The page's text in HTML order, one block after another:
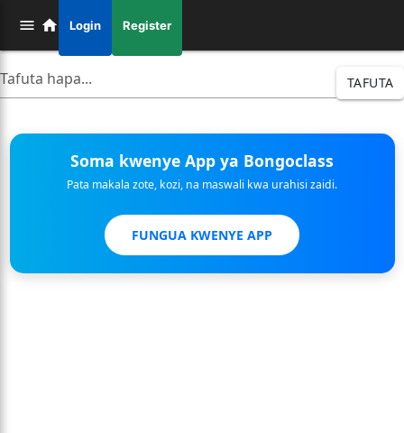
Login Register
TAFUTA
Soma kwenye App ya Bongoclass
Pata makala zote, kozi, na maswali kwa urahisi zaidi.
FUNGUA KWENYE APP